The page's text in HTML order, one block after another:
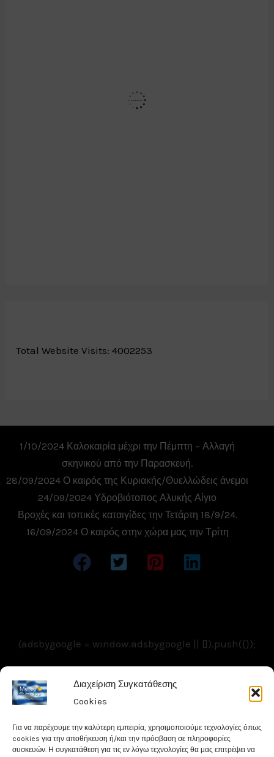
Διαχείριση Συγκατάθεσης
Cookies
Για να παρέχουμε την καλύτερη εμπειρία, χρησιμοποιούμε τεχνολογίες όπως
cookies για την αποθήκευση ή/και την πρόσβαση σε πληροφορίες
συσκευών. Η συγκατάθεση για τις εν λόγω τεχνολογίες θα μας επιτρέψει να
Total Website Visits: 4002253
1/10/2024 Καλοκαιρία μέχρι την Πέμπτη – Αλλαγή
σκηνικού από την Παρασκευή.
28/09/2024 Ο καιρός της Κυριακής/Θυελλώδεις άνεμοι
24/09/2024 Υδροβιότοπος Αλυκής Αίγιο
Βροχές και τοπικές καταιγίδες την Τετάρτη 18/9/24.
16/09/2024 Ο καιρός στην χώρα μας την Τρίτη
(adsbygoogle = window.adsbygoogle || []).push({});
Copyright © 2026 Meteohellas - Weathercams.gr